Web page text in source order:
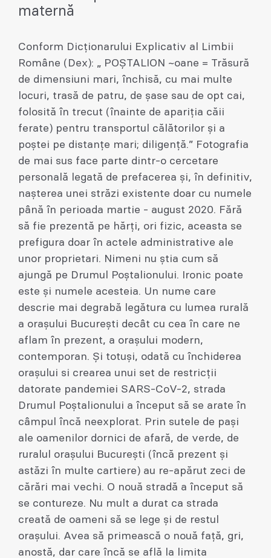
maternă
Conform Dicționarului Explicativ al Limbii
Române (Dex): „ POȘTALION ~oane = Trăsură
de dimensiuni mari, închisă, cu mai multe
locuri, trasă de patru, de șase sau de opt cai,
folosită în trecut (înainte de apariția căii
ferate) pentru transportul călătorilor și a
poștei pe distanțe mari; diligență.” Fotografia
de mai sus face parte dintr-o cercetare
personală legată de prefacerea și, în definitiv,
nașterea unei străzi existente doar cu numele
până în perioada martie - august 2020. Fără
să fie prezentă pe hărți, ori fizic, aceasta se
prefigura doar în actele administrative ale
unor proprietari. Nimeni nu știa cum să
ajungă pe Drumul Poștalionului. Ironic poate
este și numele acesteia. Un nume care
descrie mai degrabă legătura cu lumea rurală
a orașului București decât cu cea în care ne
aflam în prezent, a orașului modern,
contemporan. Și totuși, odată cu închiderea
orașului si crearea unui set de restricții
datorate pandemiei SARS-CoV-2, strada
Drumul Poștalionului a început să se arate în
câmpul încă neexplorat. Prin sutele de pași
ale oamenilor dornici de afară, de verde, de
ruralul orașului București (încă prezent și
astăzi în multe cartiere) au re-apărut zeci de
cărări mai vechi. O nouă stradă a început să
se contureze. Nu mult a durat ca strada
creată de oameni să se lege și de restul
orașului. Avea să primească o nouă față, gri,
anostă, dar care încă se află la limita